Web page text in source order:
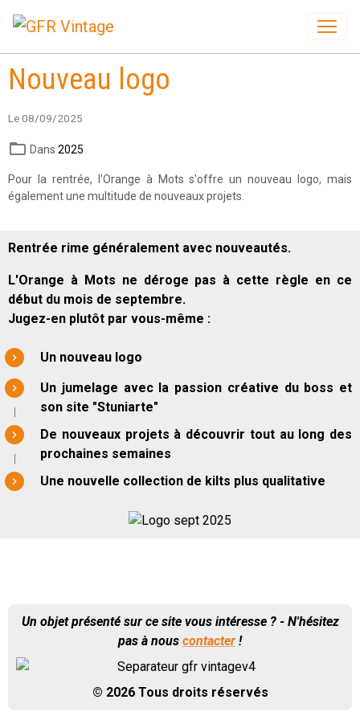
Nouveau logo
Le 08/09/2025
Dans 2025
Pour la rentrée, l'Orange à Mots s'offre un nouveau logo, mais
également une multitude de nouveaux projets.
Rentrée rime généralement avec nouveautés.
L'Orange à Mots ne déroge pas à cette règle en ce
début du mois de septembre.
Jugez-en plutôt par vous-même :
Un nouveau logo
Un jumelage avec la passion créative du boss et
son site "Stuniarte"
De nouveaux projets à découvrir tout au long des
prochaines semaines
Une nouvelle collection de kilts plus qualitative
Un objet présenté sur ce site vous intéresse ? - N'hésitez
pas à nous contacter !
© 2026 Tous droits réservés